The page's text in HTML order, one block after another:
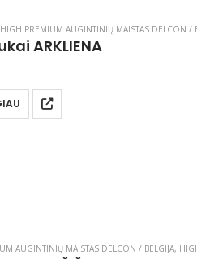
HIGH PREMIUM AUGINTINIŲ MAISTAS DELCON /
ARKLIENA
AUGINTINIŲ MAISTAS DELCON / BELGIJA,